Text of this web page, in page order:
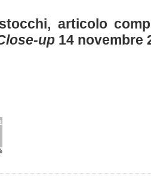
articolo
up14 novembre